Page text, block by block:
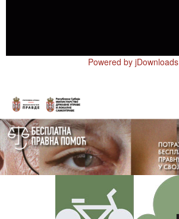
Powered by jDownloads